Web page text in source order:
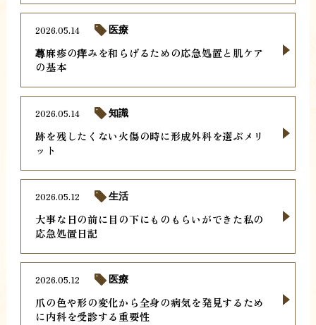
蕁麻疹の痒みを和らげるための応急処置と肌ケア
の基本
2026.05.14 医療
跡を残したくない火傷の時に形成外科を選ぶメリ
ット
2026.05.14 知識
大事な日の前に目の下にものもらいができた私の
応急処置日記
2026.05.12 生活
爪の色や形の変化から全身の病気を発見するため
に内科を受診する重要性
2026.05.12 医療